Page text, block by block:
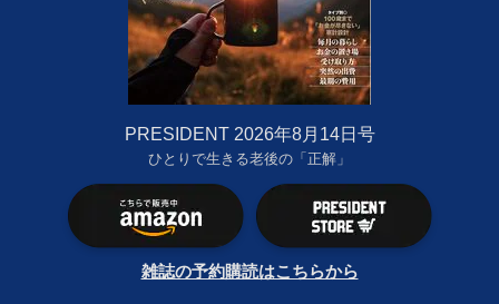
PRESIDENT 2026年8月14日号
ひとりで生きる老後の「正解」
雑誌の予約購読はこちらから